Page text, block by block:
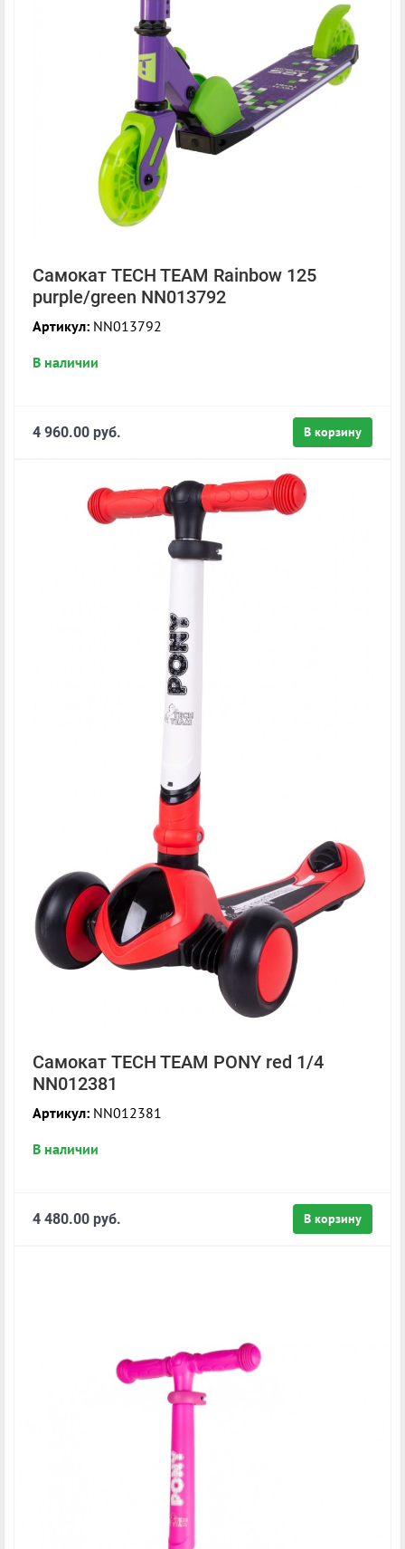
Самокат TECH TEAM Rainbow 125
purple/green NN013792
Артикул: NN013792
В наличии
В корзину
4 960.00 руб.
Самокат TECH TEAM PONY red 1/4
NN012381
Артикул: NN012381
В наличии
В корзину
4 480.00 руб.